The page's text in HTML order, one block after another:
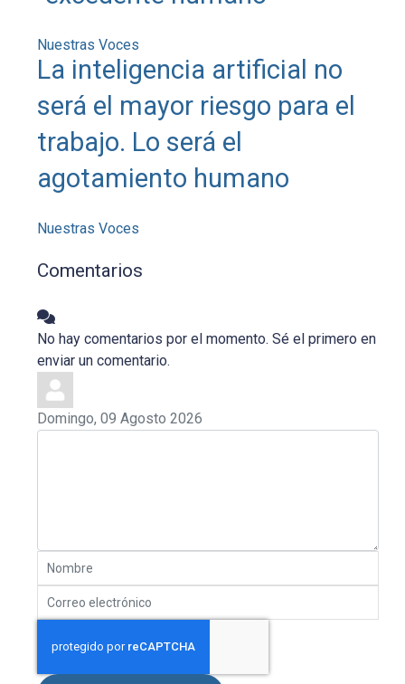
Nuestras Voces
La inteligencia artificial no
será el mayor riesgo para el
trabajo. Lo será el
agotamiento humano
Nuestras Voces
Comentarios
No hay comentarios por el momento. Sé el primero en
enviar un comentario.
Domingo, 09 Agosto 2026